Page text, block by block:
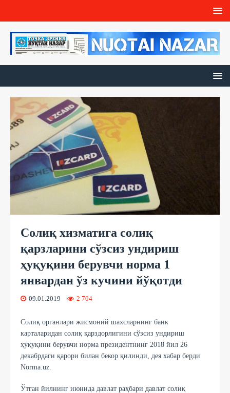
Солиқ хизматига солиқ
қарзларини сўзсиз ундириш
ҳуқуқини берувчи норма 1
январдан ўз кучини йўқотди
09.01.2019 2 704
Солиқ органлари жисмоний шахсларнинг банк
карталаридан солиқ қарздорлигини сўзсиз ундириш
ҳуқуқини берувчи норма президентнинг 2018 йил 26
декабрдаги қарори билан бекор қилинди, дея хабар берди
Norma.uz.
Ўтган йилнинг июнида давлат раҳбари давлат солиқ